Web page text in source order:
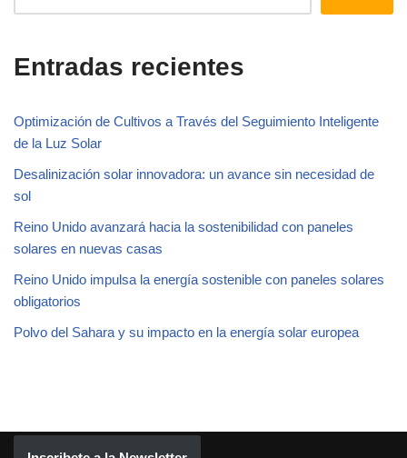
Entradas recientes
Optimización de Cultivos a Través del Seguimiento Inteligente
de la Luz Solar
Desalinización solar innovadora: un avance sin necesidad de
sol
Reino Unido avanzará hacia la sostenibilidad con paneles
solares en nuevas casas
Reino Unido impulsa la energía sostenible con paneles solares
obligatorios
Polvo del Sahara y su impacto en la energía solar europea